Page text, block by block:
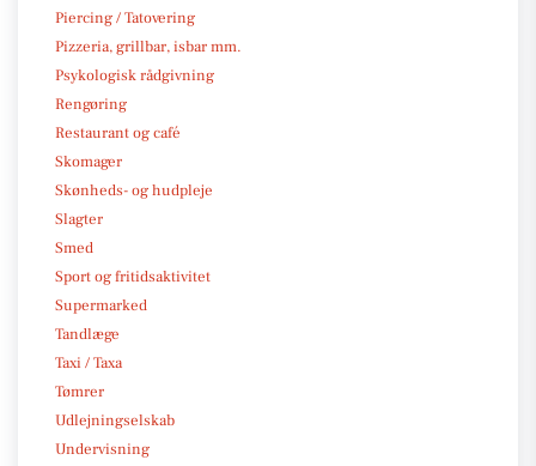
Piercing / Tatovering
Pizzeria, grillbar, isbar mm.
Psykologisk rådgivning
Rengøring
Restaurant og café
Skomager
Skønheds- og hudpleje
Slagter
Smed
Sport og fritidsaktivitet
Supermarked
Tandlæge
Taxi / Taxa
Tømrer
Udlejningselskab
Undervisning